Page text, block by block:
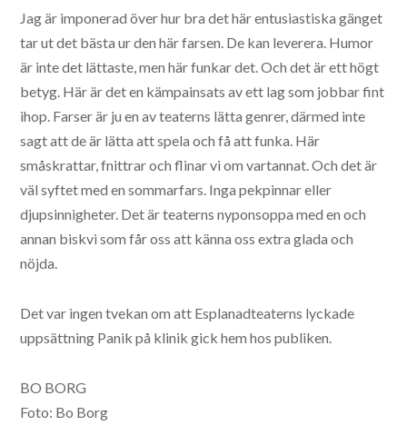
Jag är imponerad över hur bra det här entusiastiska gänget
tar ut det bästa ur den här farsen. De kan leverera. Humor
är inte det lättaste, men här funkar det. Och det är ett högt
betyg. Här är det en kämpainsats av ett lag som jobbar fint
ihop. Farser är ju en av teaterns lätta genrer, därmed inte
sagt att de är lätta att spela och få att funka. Här
småskrattar, fnittrar och flinar vi om vartannat. Och det är
väl syftet med en sommarfars. Inga pekpinnar eller
djupsinnigheter. Det är teaterns nyponsoppa med en och
annan biskvi som får oss att känna oss extra glada och
nöjda.
Det var ingen tvekan om att Esplanadteaterns lyckade
uppsättning Panik på klinik gick hem hos publiken.
BO BORG
Foto: Bo Borg